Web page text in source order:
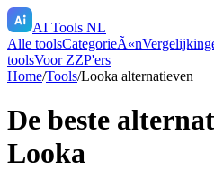
AI Tools NL
Alle toolsCategorieÃ«n
toolsVoor ZZP'ers
Home/Tools/Looka alternatieven
De beste
Looka